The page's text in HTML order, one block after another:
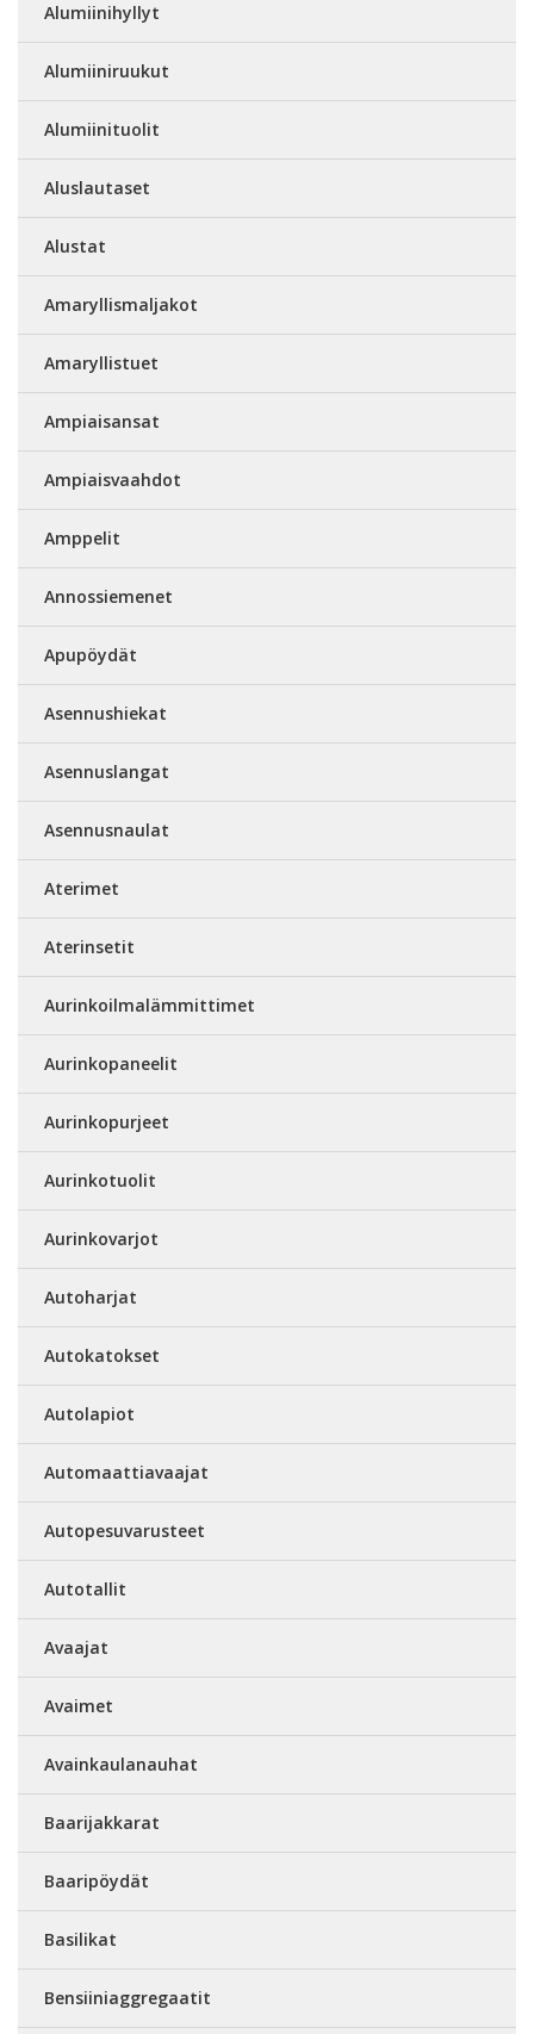
Alumiinihyllyt
Alumiiniruukut
Alumiinituolit
Aluslautaset
Alustat
Amaryllismaljakot
Amaryllistuet
Ampiaisansat
Ampiaisvaahdot
Amppelit
Annossiemenet
Apupöydät
Asennushiekat
Asennuslangat
Asennusnaulat
Aterimet
Aterinsetit
Aurinkoilmalämmittimet
Aurinkopaneelit
Aurinkopurjeet
Aurinkotuolit
Aurinkovarjot
Autoharjat
Autokatokset
Autolapiot
Automaattiavaajat
Autopesuvarusteet
Autotallit
Avaajat
Avaimet
Avainkaulanauhat
Baarijakkarat
Baaripöydät
Basilikat
Bensiiniaggregaatit